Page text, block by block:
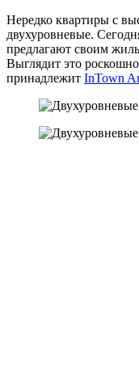
Нередко квартиры с
двухуровневые.
предлагают своим
Выглядит это
принадлежит InTown